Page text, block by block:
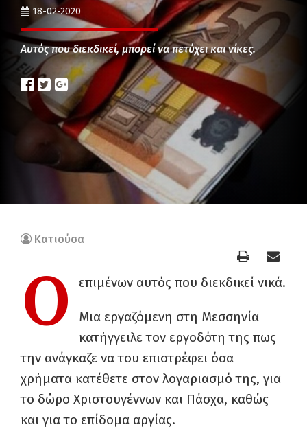
18-02-2020
Αυτός που διεκδικεί, μπορεί να πετύχει και νίκες.
Κατιούσα
Ο επιμένων αυτός που διεκδικεί νικά.
Μια εργαζόμενη στη Μεσσηνία
κατήγγειλε τον εργοδότη της πως
την ανάγκαζε να του επιστρέφει όσα
χρήματα κατέθετε στον λογαριασμό της, για
το δώρο Χριστουγέννων και Πάσχα, καθώς
και για το επίδομα αργίας.